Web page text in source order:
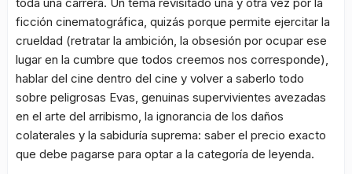
ficción cinematográfica, quizás porque permite ejercitar la
crueldad (retratar la ambición, la obsesión por ocupar ese
lugar en la cumbre que todos creemos nos corresponde),
hablar del cine dentro del cine y volver a saberlo todo
sobre peligrosas Evas, genuinas supervivientes avezadas
en el arte del arribismo, la ignorancia de los daños
colaterales y la sabiduría suprema: saber el precio exacto
que debe pagarse para optar a la categoría de leyenda.